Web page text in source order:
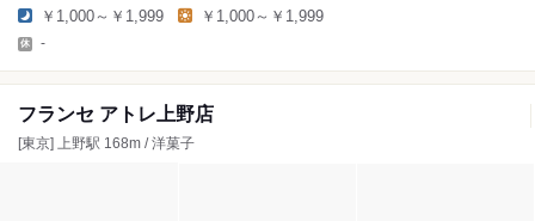
￥1,000～￥1,999 ￥1,000～￥1,999
-
フランセ アトレ上野店
[東京] 上野駅 168m / 洋菓子